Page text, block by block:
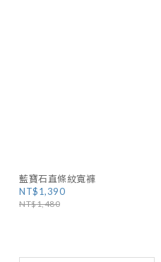
藍寶石直條紋寬褲
NT$1,390
NT$1,480